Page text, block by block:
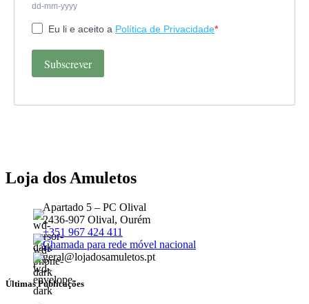
dd-mm-yyyy
Eu li e aceito a Política de Privacidade
Subscrever
Loja dos Amuletos
Apartado 5 – PC Olival
2436-907 Olival, Ourém
+351 967 424 411
Chamada para rede móvel nacional
geral@lojadosamuletos.pt
Últimas Publicações